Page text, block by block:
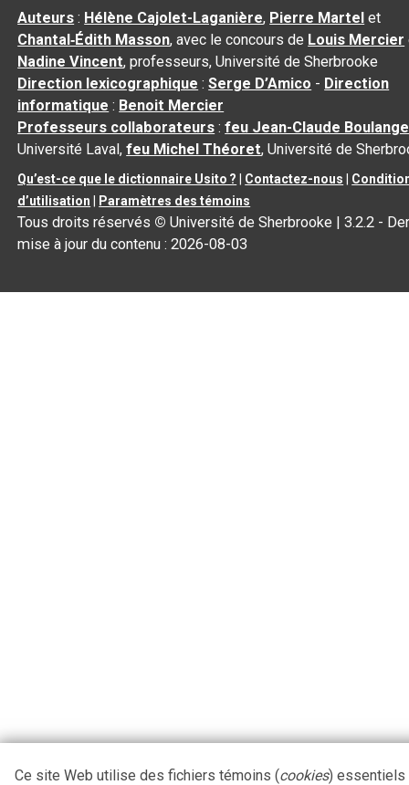
Auteurs : Hélène Cajolet-Laganière, Pierre Martel et
Chantal‑Édith Masson, avec le concours de Louis Mercier
Nadine Vincent, professeurs, Université de Sherbrooke
Direction lexicographique :Serge D’Amico - Direction
informatique : Benoit Mercier
Professeurs collaborateurs :feu Jean-Claude
Université Laval,feu Michel Théoret, Université de
Qu’est-ce que le dictionnaire Usito ? Contactez-nous
d’utilisation
Paramètres des témoins
Tous droits réservés © Université de Sherbrooke |3.2.2 -
mise à jour du contenu :2026-08-03
Ce site Web utilise des fichiers témoins (cookies) essentiels